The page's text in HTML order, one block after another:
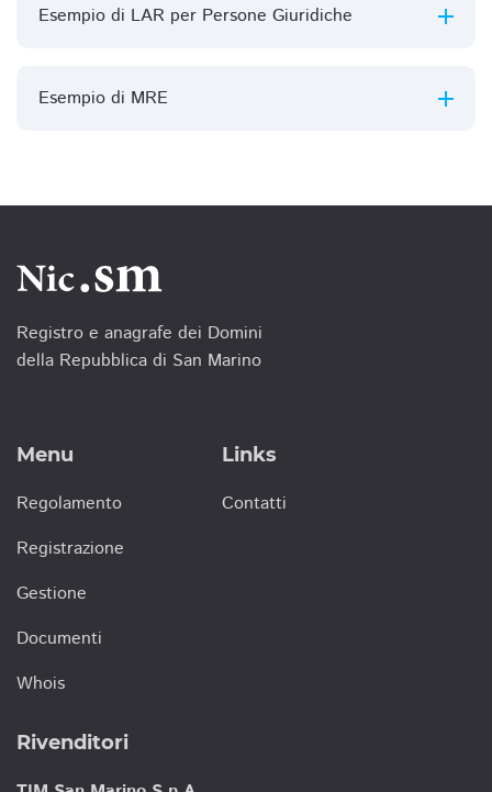
Esempio di LAR per Persone Giuridiche
Esempio di MRE
Registro e anagrafe dei Domini
della Repubblica di San Marino
Menu
Regolamento
Registrazione
Gestione
Documenti
Whois
Links
Contatti
Rivenditori